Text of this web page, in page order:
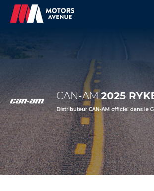
CAN-AM2025
Distributeur CAN-AM officiel dans le